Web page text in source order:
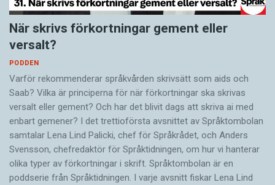
När skrivs förkortningar gement eller
versalt?
PODDEN
Varför rekommenderar språkvården skrivsätt som aids och
Saab? Vilka är principerna för när förkortningar ska skrivas
versalt eller gement? Och har det blivit dags att skriva ai med
enbart gemener? I det trettioförsta avsnittet av Språktombolan
samtalar Lena Lind Palicki, chef för Språkrådet, och Anders
Svensson, chefredaktör för Språktidningen, om hur vi hanterar
olika typer av förkortningar i skrift. Språktombolan är en
poddserie från Språktidningen. I varje avsnitt fiskar Lena Lind